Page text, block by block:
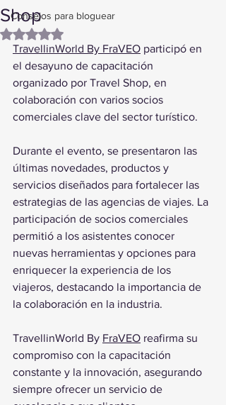
Consejos para bloguear
Shop
Obtuvo NaN de 5 estrellas.
TravellinWorld By FraVEO participó en
el desayuno de capacitación
organizado por Travel Shop, en
colaboración con varios socios
comerciales clave del sector turístico.
Durante el evento, se presentaron las
últimas novedades, productos y
servicios diseñados para fortalecer las
estrategias de las agencias de viajes. La
participación de socios comerciales
permitió a los asistentes conocer
nuevas herramientas y opciones para
enriquecer la experiencia de los
viajeros, destacando la importancia de
la colaboración en la industria.
TravellinWorld By FraVEO reafirma su
compromiso con la capacitación
constante y la innovación, asegurando
siempre ofrecer un servicio de